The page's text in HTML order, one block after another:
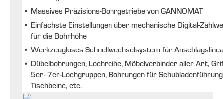
• Massives Präzisions-Bohrgetriebe von GANNOMAT
• Einfachste Einstellungen über mechanische Digital-
für die Bohrhöhe
• Werkzeugloses Schnellwechselsystem für
• Dübelbohrungen, Lochreihe, Möbelverbinder aller Art,
5er- 7er-Lochgruppen, Bohrungen für
Tischbeine, etc.